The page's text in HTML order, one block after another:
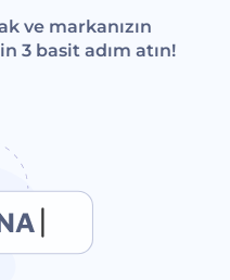
ve markanızın
3 basit adım atın!